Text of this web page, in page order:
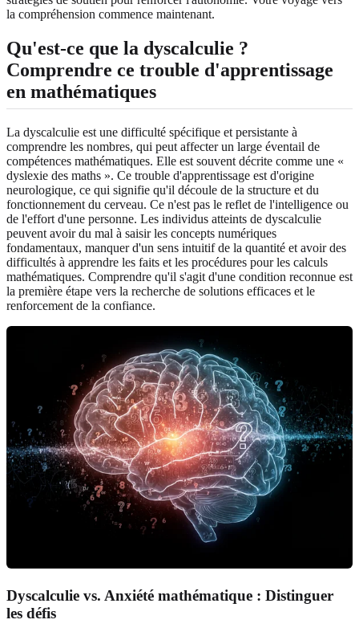
la compréhension commence maintenant.
Qu'est-ce que la dyscalculie ?
Comprendre ce trouble d'apprentissage
en mathématiques
La dyscalculie est une difficulté spécifique et persistante à
comprendre les nombres, qui peut affecter un large éventail de
compétences mathématiques. Elle est souvent décrite comme une «
dyslexie des maths ». Ce trouble d'apprentissage est d'origine
neurologique, ce qui signifie qu'il découle de la structure et du
fonctionnement du cerveau. Ce n'est pas le reflet de l'intelligence ou
de l'effort d'une personne. Les individus atteints de dyscalculie
peuvent avoir du mal à saisir les concepts numériques
fondamentaux, manquer d'un sens intuitif de la quantité et avoir des
difficultés à apprendre les faits et les procédures pour les calculs
mathématiques. Comprendre qu'il s'agit d'une condition reconnue est
la première étape vers la recherche de solutions efficaces et le
renforcement de la confiance.
Dyscalculie vs. Anxiété mathématique : Distinguer
les défis